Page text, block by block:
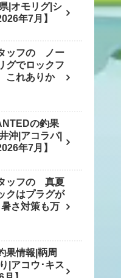
|オモリグ|シ
年7月】
ッフの ノー
グでロックフ
これありか
の釣果
沖|アコラバ|
年7月】
ッフの 真夏
クはプラグが
さ対策も万
果情報|鞆周
|アコウ･キス